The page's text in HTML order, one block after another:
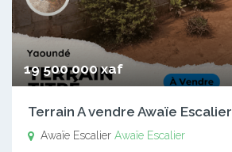
19 500 000 xaf
Terrain A vendre Awaïe Escalier
Awaïe Escalier Awaïe Escalier